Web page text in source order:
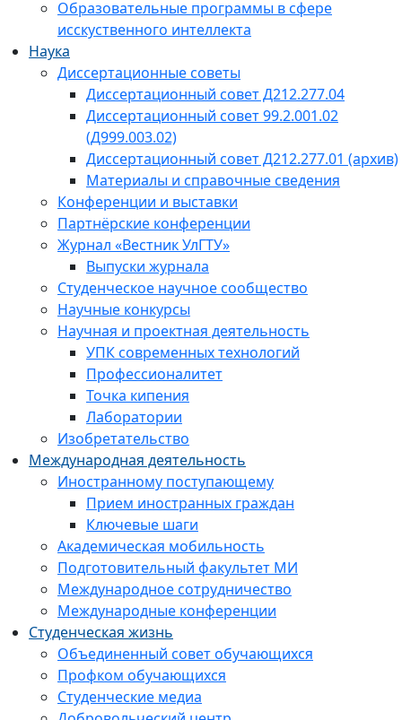
Образовательные программы в сфере
исскуственного интеллекта
Наука
Диссертационные советы
Диссертационный совет Д212.277.04
Диссертационный совет 99.2.001.02
(Д999.003.02)
Диссертационный совет Д212.277.01 (архив)
Материалы и справочные сведения
Конференции и выставки
Партнёрские конференции
Журнал «Вестник УлГТУ»
Выпуски журнала
Студенческое научное сообщество
Научные конкурсы
Научная и проектная деятельность
УПК современных технологий
Профессионалитет
Точка кипения
Лаборатории
Изобретательство
Международная деятельность
Иностранному поступающему
Прием иностранных граждан
Ключевые шаги
Академическая мобильность
Подготовительный факультет МИ
Международное сотрудничество
Международные конференции
Студенческая жизнь
Объединенный совет обучающихся
Профком обучающихся
Студенческие медиа